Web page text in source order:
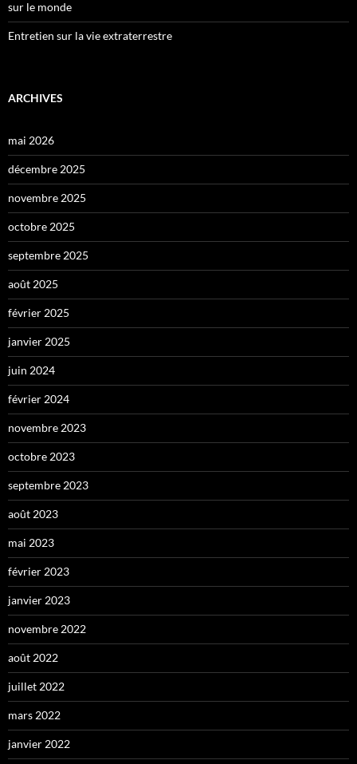
sur le monde
Entretien sur la vie extraterrestre
ARCHIVES
mai 2026
décembre 2025
novembre 2025
octobre 2025
septembre 2025
août 2025
février 2025
janvier 2025
juin 2024
février 2024
novembre 2023
octobre 2023
septembre 2023
août 2023
mai 2023
février 2023
janvier 2023
novembre 2022
août 2022
juillet 2022
mars 2022
janvier 2022